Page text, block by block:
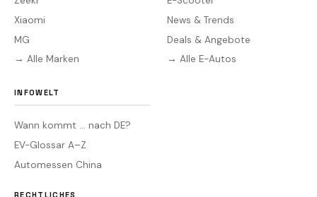
Xiaomi
MG
→ Alle Marken
News & Trends
Deals & Angebote
→ Alle E-Autos
INFOWELT
Wann kommt … nach DE?
EV-Glossar A–Z
Automessen China
RECHTLICHES